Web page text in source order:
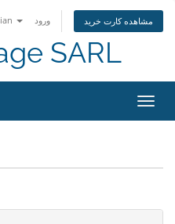
ورود مشاهده کارت خرید
SARL
تغییر